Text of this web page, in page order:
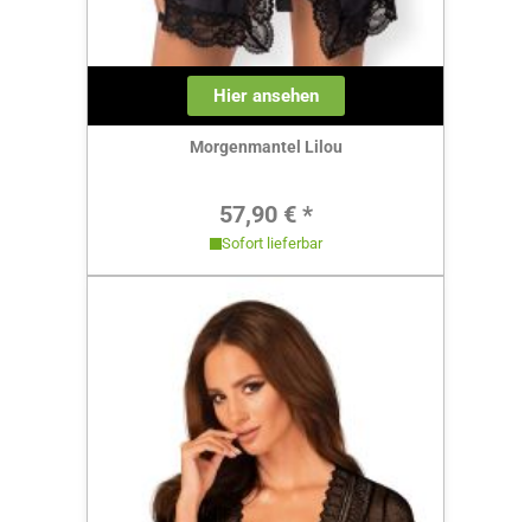
Hier ansehen
Morgenmantel Lilou
Regulärer Preis:
57,90 € *
Sofort lieferbar